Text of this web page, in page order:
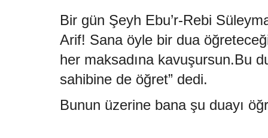
Bir gün Şeyh Ebu’r-Rebi
Arif! Sana öyle bir dua
her maksadına kavuşursun.Bu
sahibine de öğret” dedi.
Bunun üzerine bana şu duayı